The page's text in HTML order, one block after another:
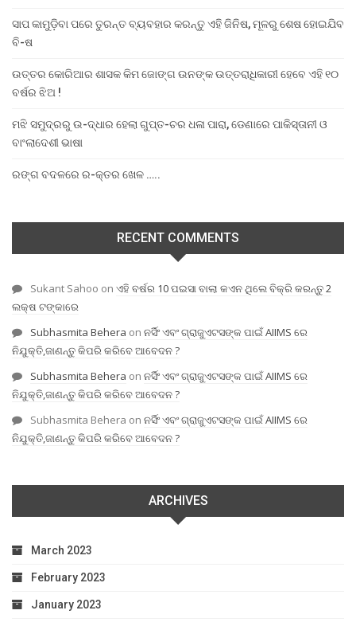
ସାପ କାମୁଡ଼ିବା ପରେ ତୁରନ୍ତ ବ୍ୟବହାର କରନ୍ତୁ ଏହି ଜିନିଷ, ମୂଳରୁ ଶେଷ ହୋଇଯିବ
ବି-ଷ
ଉତ୍ତର କୋରିଆର ଶାସକ କିମ ଜୋଙ୍ଗ ଉନଙ୍କ ଉତ୍ତରାଧିକାରୀ ହେବେ ଏହି ୧୦
ବର୍ଷର ଝିଅ !
ମଝି ସମୁଦ୍ରରୁ ଉ-ଦ୍ଧାର ହେଲା ଗୁପ୍ତ-ଚର ଧଳା ପାରା, ଡେଣାରେ ପାକିସ୍ତାନୀ ଓ
ବାଂଲାଦେଶୀ ଭାଷା
ରଙ୍ଗ ବଦଳରେ ର-କ୍ତର ଖେଳ …..
RECENT COMMENTS
Sukant Sahoo on ଏହି ବର୍ଷର 10 ପଇସା ବାଲା କଏନ ଥିଲେ ବିକ୍ରି କରନ୍ତୁ 2
ଲକ୍ଷ ଟଙ୍କାରେ
Subhasmita Behera on ନର୍ସିଂ ଏବଂ ଗ୍ରାଜୁଏଟସଙ୍କ ପାଇଁ AIIMS ରେ
ନିଯୁକ୍ତି,ଜାଣନ୍ତୁ କିପରି କରିବେ ଆବେଦନ ?
Subhasmita Behera on ନର୍ସିଂ ଏବଂ ଗ୍ରାଜୁଏଟସଙ୍କ ପାଇଁ AIIMS ରେ
ନିଯୁକ୍ତି,ଜାଣନ୍ତୁ କିପରି କରିବେ ଆବେଦନ ?
Subhasmita Behera on ନର୍ସିଂ ଏବଂ ଗ୍ରାଜୁଏଟସଙ୍କ ପାଇଁ AIIMS ରେ
ନିଯୁକ୍ତି,ଜାଣନ୍ତୁ କିପରି କରିବେ ଆବେଦନ ?
ARCHIVES
March 2023
February 2023
January 2023